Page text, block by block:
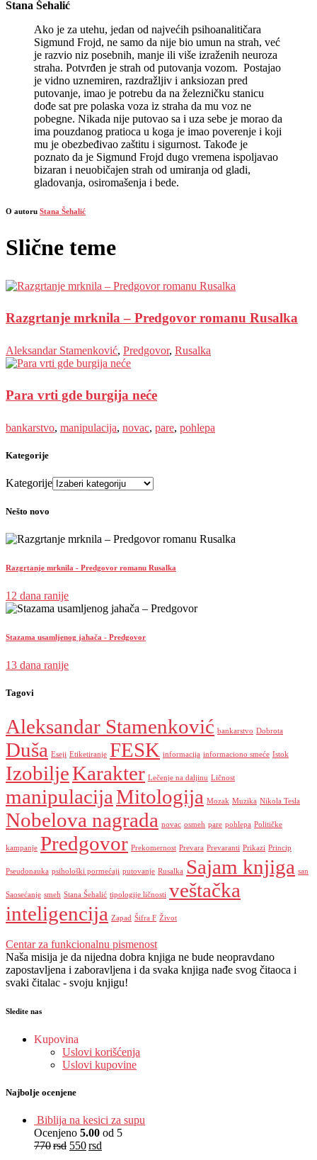
Stana Šehalić
Ako je za utehu, jedan od najvećih psihoanalitičara
Sigmund Frojd, ne samo da nije bio umun na strah, već
je razvio niz posebnih, manje ili više izraženih neuroza
straha. Potvrđen je strah od putovanja vozom. Postajao
je vidno uznemiren, razdražljiv i anksiozan pred
putovanje, imao je potrebu da na železničku stanicu
dođe sat pre polaska voza iz straha da mu voz ne
pobegne. Nikada nije putovao sa i uza sebe je morao da
ima pouzdanog pratioca u koga je imao poverenje i koji
mu je obezbeđivao zaštitu i sigurnost. Takođe je
poznato da je Sigmund Frojd dugo vremena ispoljavao
bizaran i neuobičajen strah od umiranja od gladi,
gladovanja, osiromašenja i bede.
O autoru Stana Šehalić
Slične teme
Razgrtanje mrknila – Predgovor romanu Rusalka
Aleksandar Stamenković, Predgovor, Rusalka
Para vrti gde burgija neće
bankarstvo, manipulacija, novac, pare, pohlepa
Kategorije
Kategorije
Nešto novo
Razgrtanje mrknila - Predgovor romanu Rusalka
12 dana ranije
Stazama usamljenog jahača - Predgovor
13 dana ranije
Tagovi
Aleksandar Stamenković bankarstvo Dobrota
Duša Eseji Etiketiranje FESK informacija informaciono smeće Istok
IzobiljeKarakter Lečenje na daljinu Ličnost
manipulacijaMitologija Mozak Muzika Nikola Tesla
Nobelova nagrada novac osmeh pare pohlepa Političke
kampanje Predgovor Prekomernost Prevara Prevaranti Prikazi Princip
Pseudonauka psihološki pormećaji putovanje Rusalka Sajam knjiga san
Saosećanje smeh Stana Šehalić tipologije ličnosti veštačka
inteligencija Zapad Šifra F Život
Centar za funkcionalnu pismenost
Naša misija je da nijedna dobra knjiga ne bude neopravdano
zapostavljena i zaboravljena i da svaka knjiga nađe svog čitaoca i
svaki čitalac - svoju knjigu!
Sledite nas
Kupovina
Uslovi korišćenja
Uslovi kupovine
Najbolje ocenjene
Biblija na kesici za supu
Ocenjeno 5.00 od 5
770rsd 550rsd